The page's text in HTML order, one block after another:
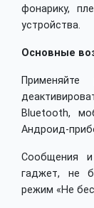
фонарику,
устройства.
Основные
Bluetooth,
Андроид-
Сообщения
гаджет, не
режим «Не